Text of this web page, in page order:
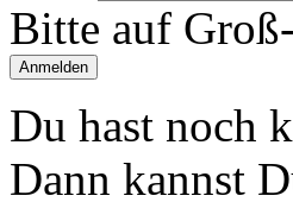
Bitte auf
Du hast noch
Dann kannst